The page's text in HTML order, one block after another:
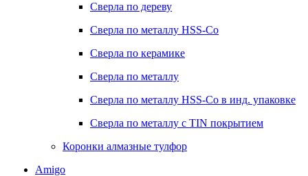
Сверла по дереву
Сверла по металлу HSS-Co
Сверла по керамике
Сверла по металлу
Сверла по металлу HSS-Co в инд. упаковке
Сверла по металлу с TIN покрытием
Коронки алмазные тулфор
Amigo